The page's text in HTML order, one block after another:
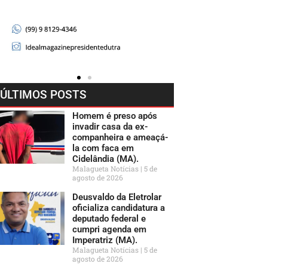
ÚLTIMOS POSTS
Homem é preso após
invadir casa da ex-
companheira e ameaçá-
la com faca em
Cidelândia (MA).
Malagueta Notícias 5 de
agosto de 2026
Deusvaldo da Eletrolar
oficializa candidatura a
deputado federal e
cumpri agenda em
Imperatriz (MA).
Malagueta Notícias 5 de
agosto de 2026